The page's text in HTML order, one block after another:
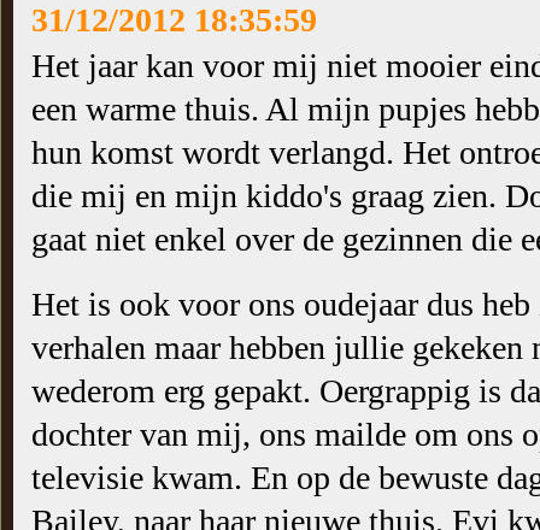
31/12/2012 18:35:59
Het jaar kan voor mij niet mooier
een warme thuis. Al mijn pupjes
hun komst wordt verlangd. Het
die mij en mijn kiddo's graag zien.
gaat niet enkel over de gezinnen die
Het is ook voor ons oudejaar dus
verhalen maar hebben jullie
wederom erg gepakt. Oergrappig is
dochter van mij, ons mailde om ons
televisie kwam. En op de bewuste
Bailey, naar haar nieuwe thuis. Evi